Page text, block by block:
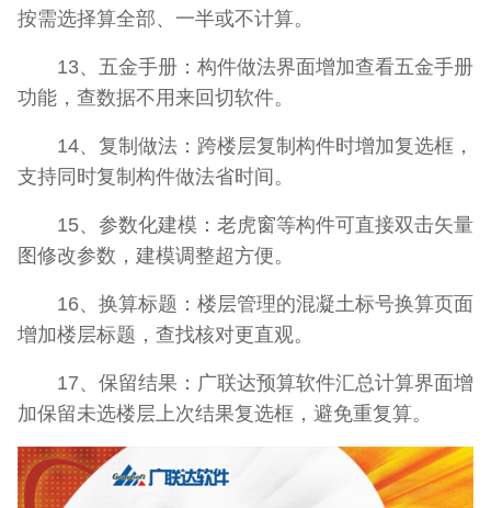
按需选择算全部、一半或不计算。
13、五金手册：构件做法界面增加查看五金手册
功能，查数据不用来回切软件。
14、复制做法：跨楼层复制构件时增加复选框，
支持同时复制构件做法省时间。
15、参数化建模：老虎窗等构件可直接双击矢量
图修改参数，建模调整超方便。
16、换算标题：楼层管理的混凝土标号换算页面
增加楼层标题，查找核对更直观。
17、保留结果：广联达预算软件汇总计算界面增
加保留未选楼层上次结果复选框，避免重复算。